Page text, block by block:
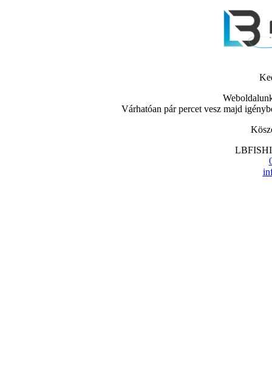
Várhatóan pár percet vesz majd